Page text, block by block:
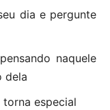
dia e pergunte
naquele
dela
especial